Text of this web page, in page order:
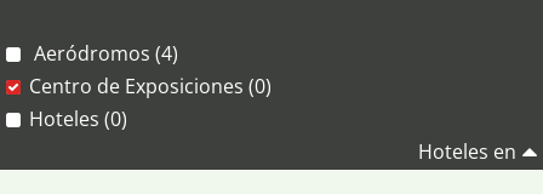
Aeródromos (4)
Centro de Exposiciones (0)
Hoteles (0)
Hoteles en